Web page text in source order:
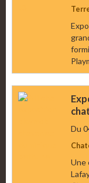
Du
Une